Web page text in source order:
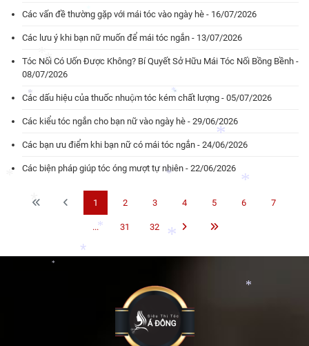
*
*
*
**
*
*
*
*
*
*
Các vấn đề thường gặp với mái tóc vào ngày hè - 16/07/2026
Các lưu ý khi bạn nữ muốn để mái tóc ngắn - 13/07/2026
Tóc Nối Có Uốn Được Không? Bí Quyết Sở Hữu Mái Tóc Nối Bồng Bềnh -
08/07/2026
Các dấu hiệu của thuốc nhuộm tóc kém chất lượng - 05/07/2026
Các kiểu tóc ngắn cho bạn nữ vào ngày hè - 29/06/2026
Các bạn ưu điểm khi bạn nữ có mái tóc ngắn - 24/06/2026
Các biện pháp giúp tóc óng mượt tự nhiên - 22/06/2026
1 2 3 4 5 6 7
... 31 32